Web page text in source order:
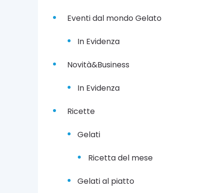
Eventi dal mondo Gelato
In Evidenza
Novità&Business
In Evidenza
Ricette
Gelati
Ricetta del mese
Gelati al piatto